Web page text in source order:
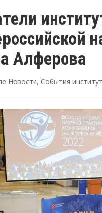
Алферова
Новости, События